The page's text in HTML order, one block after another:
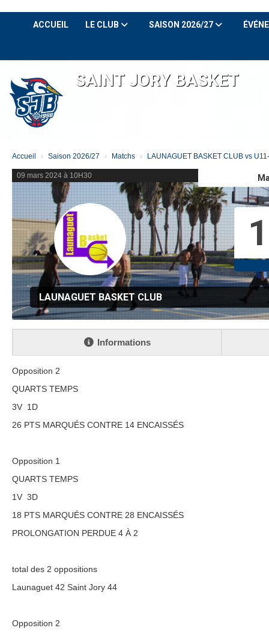
ACCUEIL LE CLUB SAISON 2026/27
SAINT JORY BASKET
Accueil Saison 2026/27 Matchs LAUNAGUET BASKET CLUB vs
09 mars 2024 à 10H30
LAUNAGUET BASKET CLUB
Informations
Opposition 2
QUARTS TEMPS
3V 1D
26 PTS MARQUÉS CONTRE 14 ENCAISSÉS
Opposition 1
QUARTS TEMPS
1V 3D
18 PTS MARQUÉS CONTRE 28 ENCAISSÉS
PROLONGATION PERDUE 4 À 2
total des 2 oppositions
Launaguet 42 Saint Jory 44
Opposition 2